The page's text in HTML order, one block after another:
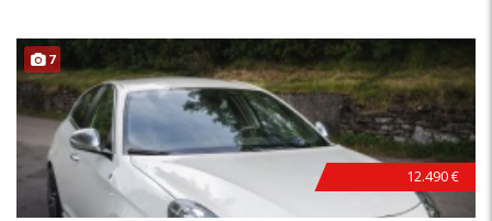
7
12.490 €